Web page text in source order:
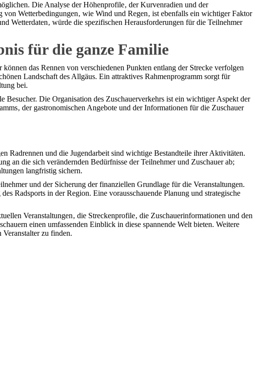
Die Analyse der Höhenprofile‚ der Kurvenradien und der
Wetterbedingungen‚ wie Wind und Regen‚ ist ebenfalls ein wichtiger Faktor
Wetterdaten‚ würde die spezifischen Herausforderungen für die Teilnehmer
für die ganze Familie
das Rennen von verschiedenen Punkten entlang der Strecke verfolgen
Landschaft des Allgäus. Ein attraktives Rahmenprogramm sorgt für
bei.
Die Organisation des Zuschauerverkehrs ist ein wichtiger Aspekt der
der gastronomischen Angebote und der Informationen für die Zuschauer
Radrennen und die Jugendarbeit sind wichtige Bestandteile ihrer Aktivitäten.
an die sich verändernden Bedürfnisse der Teilnehmer und Zuschauer ab;
langfristig sichern.
und der Sicherung der finanziellen Grundlage für die Veranstaltungen.
Radsports in der Region. Eine vorausschauende Planung und strategische
Veranstaltungen‚ die Streckenprofile‚ die Zuschauerinformationen und den
einen umfassenden Einblick in diese spannende Welt bieten. Weitere
zu finden.